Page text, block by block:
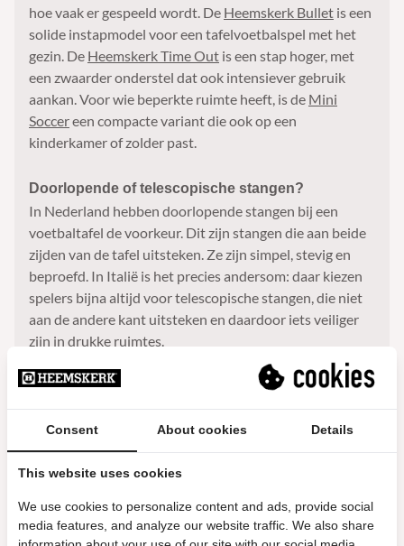
hoe vaak er gespeeld wordt. De Heemskerk Bullet is een
solide instapmodel voor een tafelvoetbalspel met het
gezin. De Heemskerk Time Out is een stap hoger, met
een zwaarder onderstel dat ook intensiever gebruik
aankan. Voor wie beperkte ruimte heeft, is de Mini
Soccereen compacte variant die ook op een
kinderkamer of zolder past.
Doorlopende of telescopische stangen?
In Nederland hebben doorlopende stangen bij een
voetbaltafel de voorkeur. Dit zijn stangen die aan beide
zijden van de tafel uitsteken. Ze zijn simpel, stevig en
beproefd. In Italië is het precies andersom: daar kiezen
spelers bijna altijd voor telescopische stangen, die niet
aan de andere kant uitsteken en daardoor iets veiliger
zijn in drukke ruimtes.
De perceptie in Nederland is dat telescopische stangen
kwetsbaarder zijn. In de praktijk zien we dat niet terug in
klachten of garantiemeldingen. Het is eerder een
kwestie van wat je gewend bent. Al onze Heemskerk
voetbaltafels zijn voorzien van doorlopende stangen,
omdat dat bij de Nederlandse markt past. Via ons
Roberto Sport assortiment
bieden we ook
tafelvoetbaltafels met telescopische stangen aan.
Consent About cookies Details
This website uses cookies
We use cookies to personalize content and ads, provide social
media features, and analyze our website traffic. We also share